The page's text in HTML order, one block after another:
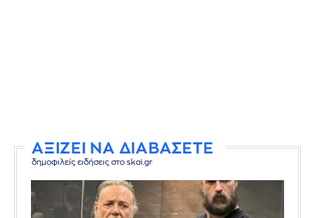
ΑΞΙΖΕΙ ΝΑ ΔΙΑΒΑΣΕΤΕ
δημοφιλείς ειδήσεις στο skai.gr